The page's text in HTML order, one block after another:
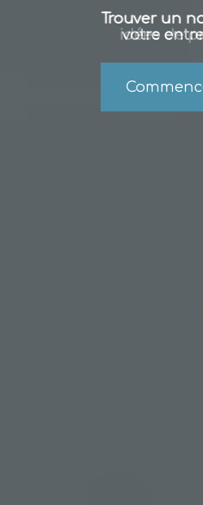
Trouver un
votre